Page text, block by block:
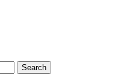
Search